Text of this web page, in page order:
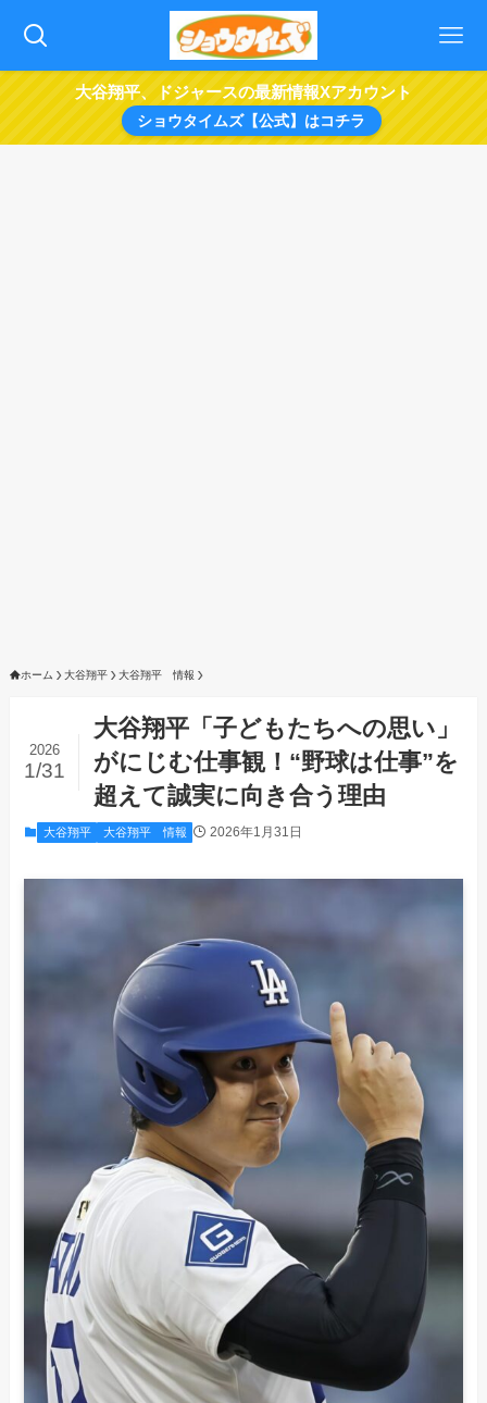
大谷翔平、ドジャースの最新情報Xアカウント
ショウタイムズ【公式】はコチラ
ホーム 大谷翔平 大谷翔平 情報
大谷翔平「子どもたちへの思い」
がにじむ仕事観！“野球は仕事”を
超えて誠実に向き合う理由
2026
1/31
大谷翔平 大谷翔平 情報 2026年1月31日